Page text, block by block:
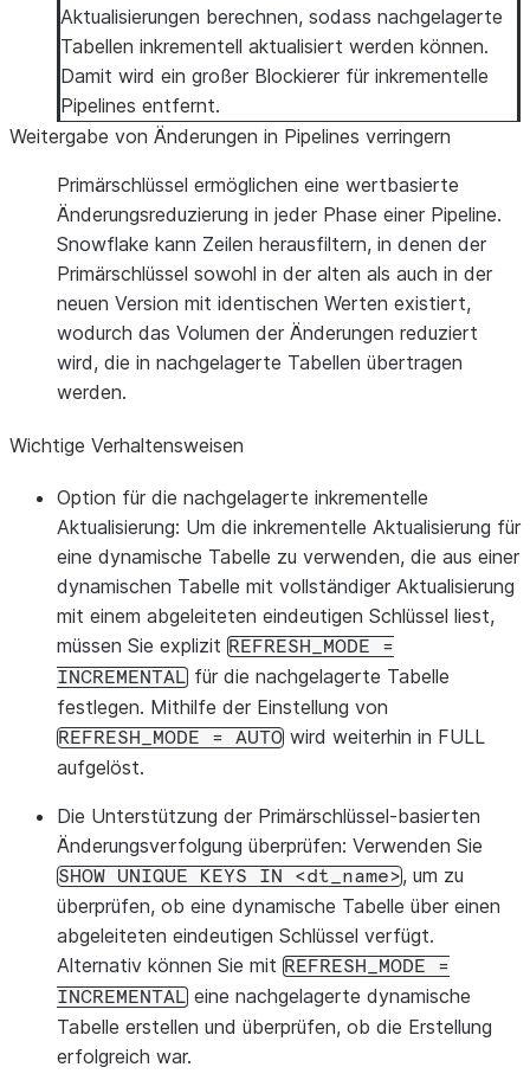
Aktualisierungen berechnen, sodass nachgelagerte
Tabellen inkrementell aktualisiert werden können.
Damit wird ein großer Blockierer für inkrementelle
Pipelines entfernt.
Weitergabe von Änderungen in Pipelines verringern
Primärschlüssel ermöglichen eine wertbasierte
Änderungsreduzierung in jeder Phase einer Pipeline.
Snowflake kann Zeilen herausfiltern, in denen der
Primärschlüssel sowohl in der alten als auch in der
neuen Version mit identischen Werten existiert,
wodurch das Volumen der Änderungen reduziert
wird, die in nachgelagerte Tabellen übertragen
werden.
Wichtige Verhaltensweisen
Option für die nachgelagerte inkrementelle
Aktualisierung: Um die inkrementelle Aktualisierung für
eine dynamische Tabelle zu verwenden, die aus einer
dynamischen Tabelle mit vollständiger Aktualisierung
mit einem abgeleiteten eindeutigen Schlüssel liest,
müssen Sie explizit REFRESH_MODE
=
INCREMENTAL für die nachgelagerte Tabelle
festlegen. Mithilfe der Einstellung von
REFRESH_MODE = AUTO wird weiterhin in FULL
aufgelöst.
Die Unterstützung der Primärschlüssel-basierten
Änderungsverfolgung überprüfen: Verwenden Sie
SHOW UNIQUE KEYS IN <dt_name>, um zu
überprüfen, ob eine dynamische Tabelle über einen
abgeleiteten eindeutigen Schlüssel verfügt.
Alternativ können Sie mit REFRESH_MODE
=
INCREMENTAL eine nachgelagerte dynamische
Tabelle erstellen und überprüfen, ob die Erstellung
erfolgreich war.